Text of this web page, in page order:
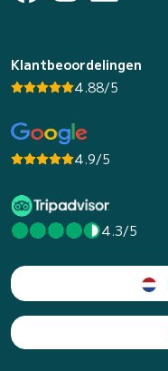
Klantbeoordelingen
4.88/5
4.9/5
4.3/5